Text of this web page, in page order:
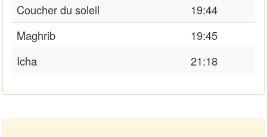
Coucher du soleil
19:44
Maghrib
19:45
Icha
21:18